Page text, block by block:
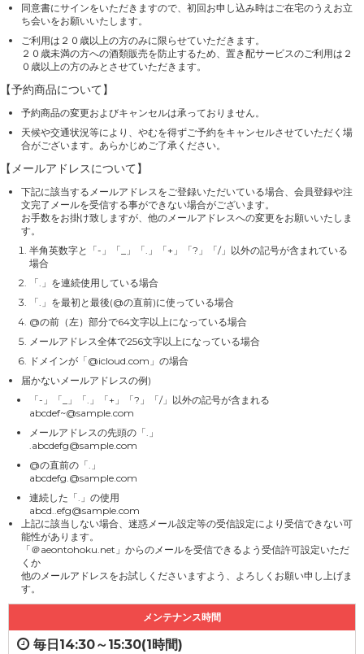
同意書にサインをいただきますので、初回お申し込み時はご在宅のうえお立
ち会いをお願いいたします。
ご利用は２０歳以上の方のみに限らせていただきます。
２０歳未満の方への酒類販売を防止するため、置き配サービスのご利用は２
０歳以上の方のみとさせていただきます。
【予約商品について】
予約商品の変更およびキャンセルは承っておりません。
天候や交通状況等により、やむを得ずご予約をキャンセルさせていただく場
合がございます。あらかじめご了承ください。
【メールアドレスについて】
下記に該当するメールアドレスをご登録いただいている場合、会員登録や注
文完了メールを受信する事ができない場合がございます。
お手数をお掛け致しますが、他のメールアドレスへの変更をお願いいたしま
す。
半角英数字と「-」「_」「.」「+」「?」「/」以外の記号が含まれている
場合
「.」を連続使用している場合
「.」を最初と最後(@の直前)に使っている場合
@の前（左）部分で64文字以上になっている場合
メールアドレス全体で256文字以上になっている場合
ドメインが「@icloud.com」の場合
届かないメールアドレスの例)
「-」「_」「.」「+」「?」「/」以外の記号が含まれる
abcdef~@sample.com
メールアドレスの先頭の「.」
.abcdefg@sample.com
@の直前の「.」
abcdefg.@sample.com
連続した「.」の使用
abcd..efg@sample.com
上記に該当しない場合、迷惑メール設定等の受信設定により受信できない可
能性があります。
「＠aeontohoku.net」からのメールを受信できるよう受信許可設定いただ
くか
他のメールアドレスをお試しくださいますよう、よろしくお願い申し上げま
す。
メンテナンス時間
毎日14:30～15:30(1時間)